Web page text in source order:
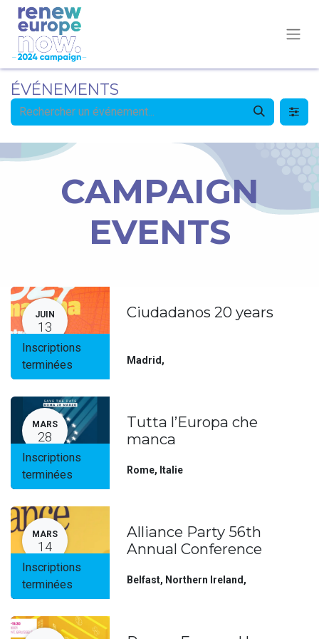
ÉVÉNEMENTS
CAMPAIGN
EVENTS
JUIN
13
Inscriptions
terminées
Ciudadanos 20 years
Madrid ,
MARS
28
Inscriptions
terminées
Tutta l’Europa che
manca
Rome, Italie
MARS
14
Inscriptions
terminées
Alliance Party 56th
Annual Conference
Belfast, Northern Ireland ,